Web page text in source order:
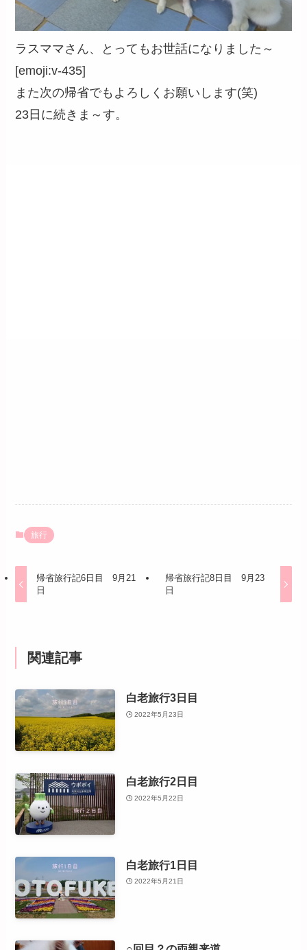
ラスママさん、とってもお世話になりました～
[emoji:v-435]
また次の帰省でもよろしくお願いします(笑)
23日に続きま～す。
旅行
帰省旅行記6日目 9月21
日
帰省旅行記8日目 9月23
日
関連記事
白老旅行3日目
2022年5月23日
白老旅行2日目
2022年5月22日
白老旅行1日目
2022年5月21日